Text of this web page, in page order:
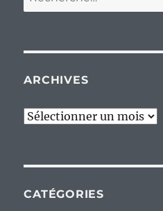
pour :
ARCHIVES
Archives
CATÉGORIES